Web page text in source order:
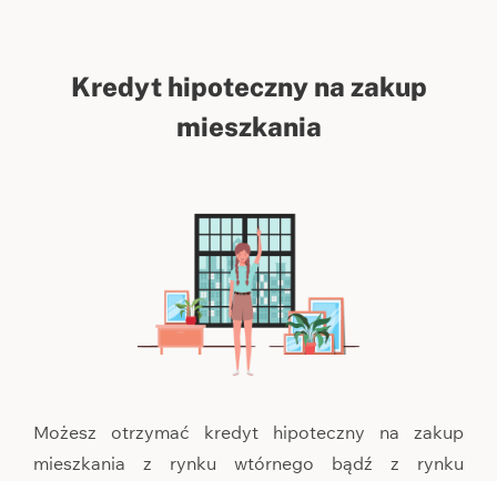
Kredyt hipoteczny na zakup
mieszkania
Możesz otrzymać kredyt hipoteczny na zakup
mieszkania z rynku wtórnego bądź z rynku